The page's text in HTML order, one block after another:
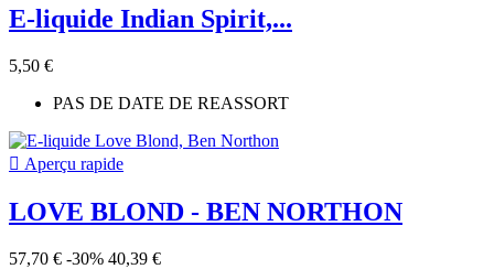
E-liquide Indian Spirit,...
5,50 €
PAS DE DATE DE REASSORT
 Aperçu rapide
LOVE BLOND - BEN NORTHON
57,70 € -30% 40,39 €